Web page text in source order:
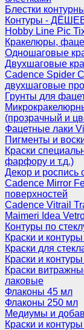
Блестки
Контуры -
Hobby Line Pic
Кракелюры,
Одношаговые
Двухшаговые
Cadence Spider
двухшаговые
Грунты для
(прозрачный и
Фацетные лаки
Пигменты и
Краски
фарфору и т.д.)
Декор и роспись
Cadence Mirror
поверхностей
Cadence Vitrail
Maimeri Idea
Контуры по
Краски и
Краски для
Краски и
Краски
лаковые
Флаконы 45 мл
Флаконы 250 мл
Медиумы и
Краски и